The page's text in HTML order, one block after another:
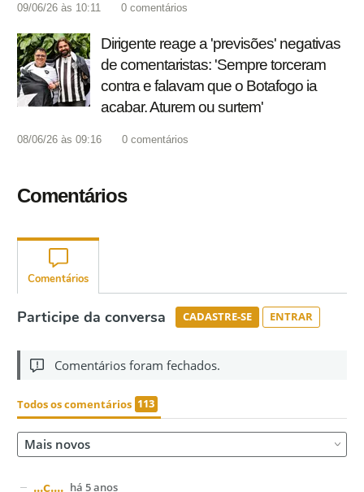
09/06/26 às 10:11 0 comentários
Dirigente reage a 'previsões' negativas
de comentaristas: 'Sempre torceram
contra e falavam que o Botafogo ia
acabar. Aturem ou surtem'
08/06/26 às 09:16 0 comentários
Comentários